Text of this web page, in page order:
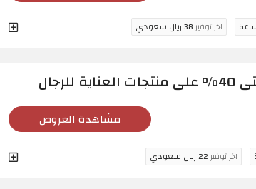
اخر توفير38 ريال سعودي
مشاهدة العروض
اخر توفير22 ريال سعودي